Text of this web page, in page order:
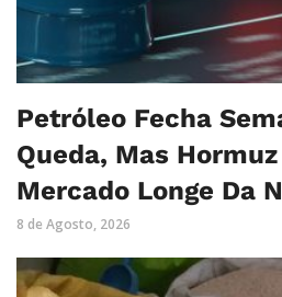
Petróleo Fecha
Queda, Mas
Mercado Longe Da
8 de Agosto, 2026